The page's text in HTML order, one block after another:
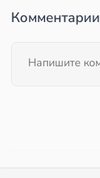
Комментарии